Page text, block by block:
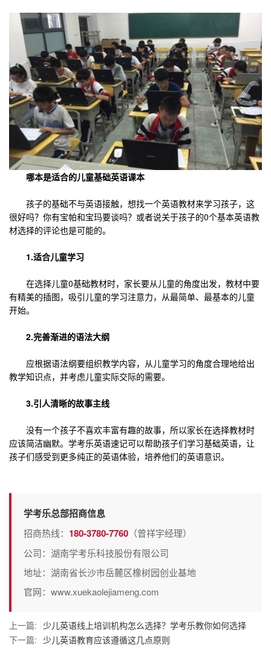
哪本是适合的儿童基础英语课本
孩子的基础不与英语接触，想找一个英语教材来学习孩子，这
很好吗？你有宝帕和宝玛要谈吗？或者说关于孩子的0个基本英语教
材选择的评论也是可能的。
1.适合儿童学习
在选择儿童0基础教材时，家长要从儿童的角度出发，教材中要
有精美的插图，吸引儿童的学习注意力，从最简单、最基本的儿童
开始。
2.完善渐进的语法大纲
应根据语法纲要组织教学内容，从儿童学习的角度合理地给出
教学知识点，并考虑儿童实际交际的需要。
3.引人清晰的故事主线
没有一个孩子不喜欢丰富有趣的故事，所以家长在选择教材时
应该简洁幽默。学考乐英语速记可以帮助孩子们学习基础英语，让
孩子们感受到更多纯正的英语体验，培养他们的英语意识。
学考乐总部招商信息
招商热线： 180-3780-7760 （曾祥宇经理）
公司：湖南学考乐科技股份有限公司
地址：湖南省长沙市岳麓区橡树园创业基地
官网：www.xuekaolejiameng.com
上一篇: 少儿英语线上培训机构怎么选择？学考乐教你如何选择
下一篇: 少儿英语教育应该遵循这几点原则